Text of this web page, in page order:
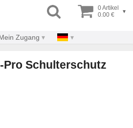
0 Artikel
0.00 €
▾
Zugang
Pro Schulterschutz